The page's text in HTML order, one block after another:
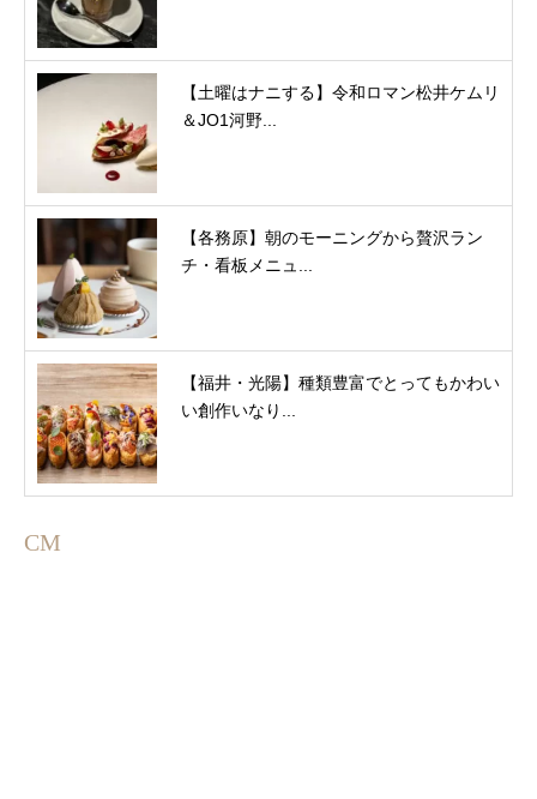
【土曜はナニする】令和ロマン松井ケムリ
＆JO1河野...
【各務原】朝のモーニングから贅沢ラン
チ・看板メニュ...
【福井・光陽】種類豊富でとってもかわい
い創作いなり...
CM